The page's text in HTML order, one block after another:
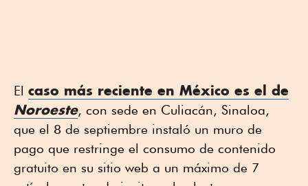
El caso más reciente en México es el de
Noroeste, con sede en Culiacán, Sinaloa,
que el 8 de septiembre instaló un muro de
pago que restringe el consumo de contenido
gratuito en su sitio web a un máximo de 7